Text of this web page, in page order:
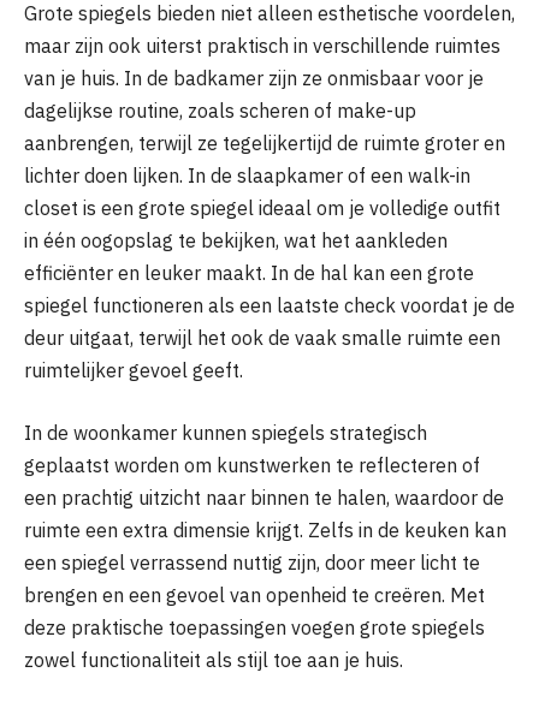
Grote spiegels bieden niet alleen esthetische voordelen,
maar zijn ook uiterst praktisch in verschillende ruimtes
van je huis. In de badkamer zijn ze onmisbaar voor je
dagelijkse routine, zoals scheren of make-up
aanbrengen, terwijl ze tegelijkertijd de ruimte groter en
lichter doen lijken. In de slaapkamer of een walk-in
closet is een grote spiegel ideaal om je volledige outfit
in één oogopslag te bekijken, wat het aankleden
efficiënter en leuker maakt. In de hal kan een grote
spiegel functioneren als een laatste check voordat je de
deur uitgaat, terwijl het ook de vaak smalle ruimte een
ruimtelijker gevoel geeft.
In de woonkamer kunnen spiegels strategisch
geplaatst worden om kunstwerken te reflecteren of
een prachtig uitzicht naar binnen te halen, waardoor de
ruimte een extra dimensie krijgt. Zelfs in de keuken kan
een spiegel verrassend nuttig zijn, door meer licht te
brengen en een gevoel van openheid te creëren. Met
deze praktische toepassingen voegen grote spiegels
zowel functionaliteit als stijl toe aan je huis.